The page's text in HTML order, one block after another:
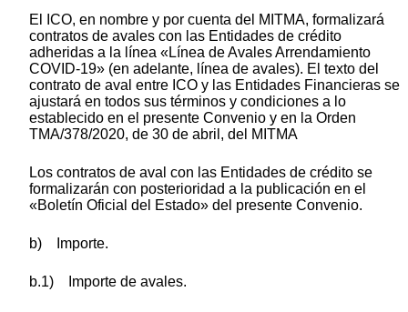
El ICO, en nombre y por cuenta del MITMA, formalizará
contratos de avales con las Entidades de crédito
adheridas a la línea «Línea de Avales Arrendamiento
COVID-19» (en adelante, línea de avales). El texto del
contrato de aval entre ICO y las Entidades Financieras se
ajustará en todos sus términos y condiciones a lo
establecido en el presente Convenio y en la Orden
TMA/378/2020, de 30 de abril, del MITMA
Los contratos de aval con las Entidades de crédito se
formalizarán con posterioridad a la publicación en el
«Boletín Oficial del Estado» del presente Convenio.
b) Importe.
b.1) Importe de avales.